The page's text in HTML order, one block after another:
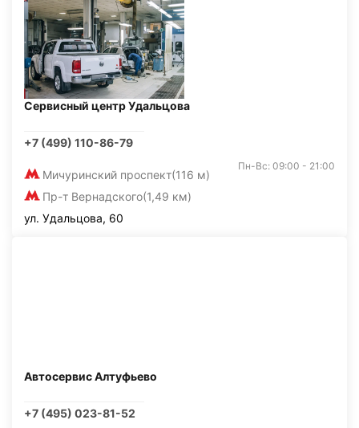
Сервисный центр Удальцова
+7 (499) 110-86-79
Мичуринский проспект(116 м)
Пр-т Вернадского(1,49 км)
Пн-Вс: 09:00 - 21:00
ул. Удальцова, 60
Автосервис Алтуфьево
+7 (495) 023-81-52